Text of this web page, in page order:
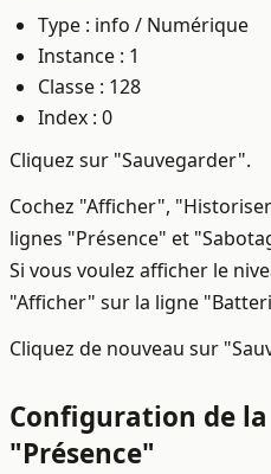
Type : info / Numérique
Instance : 1
Classe : 128
Index : 0
Cliquez sur "Sauvegarder".
Cochez "Afficher",
lignes "Présence" et
Si vous voulez afficher le
"Afficher" sur la ligne
Cliquez de nouveau sur
Configuration de
"Présence"